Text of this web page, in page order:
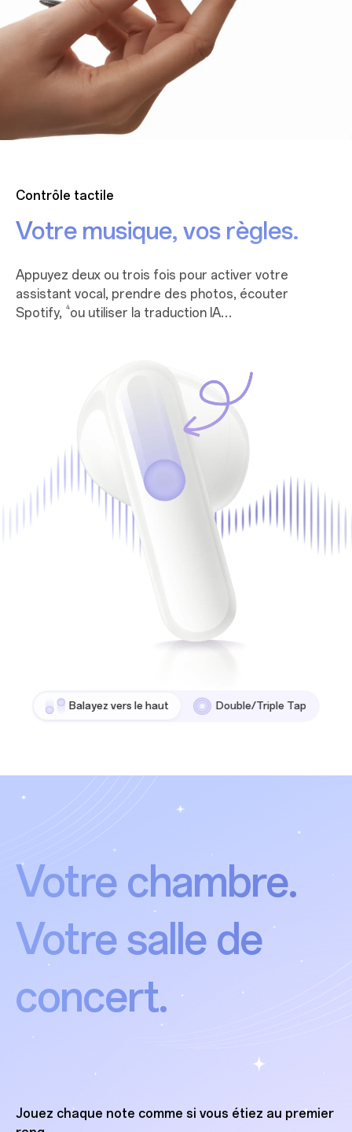
Contrôle tactile
Votre musique, vos règles.
Appuyez deux ou trois fois pour activer votre
assistant vocal, prendre des photos, écouter
Spotify,
4ou utiliser la traduction IA…
Balayez vers le haut Double/Triple Tap
Votre chambre.
Votre salle de
concert.
Jouez chaque note comme si vous étiez au premier